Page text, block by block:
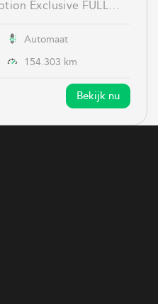
Exclusive FULL
Automaat
154.303 km
Bekijk nu